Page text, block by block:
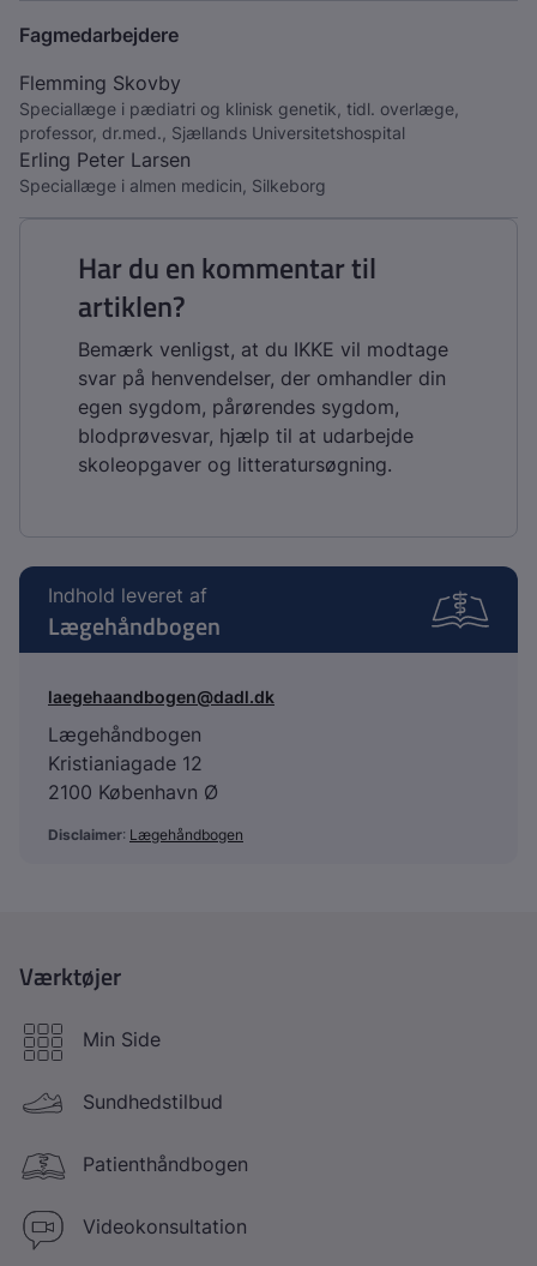
Fagmedarbejdere
Flemming Skovby
Speciallæge i pædiatri og klinisk genetik, tidl. overlæge,
professor, dr.med., Sjællands Universitetshospital
Erling Peter Larsen
Speciallæge i almen medicin, Silkeborg
Har du en kommentar til
artiklen?
Bemærk venligst, at du IKKE vil modtage
svar på henvendelser, der omhandler din
egen sygdom, pårørendes sygdom,
blodprøvesvar, hjælp til at udarbejde
skoleopgaver og litteratursøgning.
Indhold leveret af
Lægehåndbogen
laegehaandbogen@dadl.dk
Lægehåndbogen
Kristianiagade 12
2100 København Ø
Disclaimer: Lægehåndbogen